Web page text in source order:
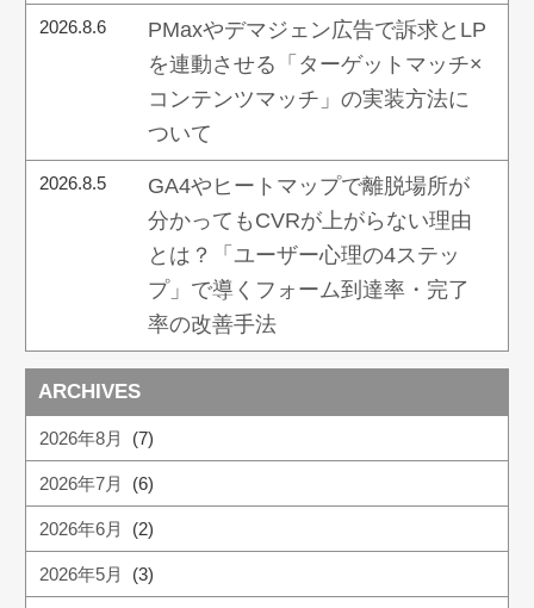
2026.8.6
PMaxやデマジェン広告で訴求とLP
を連動させる「ターゲットマッチ×
コンテンツマッチ」の実装方法に
ついて
2026.8.5
GA4やヒートマップで離脱場所が
分かってもCVRが上がらない理由
とは？「ユーザー心理の4ステッ
プ」で導くフォーム到達率・完了
率の改善手法
ARCHIVES
2026年8月 (7)
2026年7月 (6)
2026年6月 (2)
2026年5月 (3)